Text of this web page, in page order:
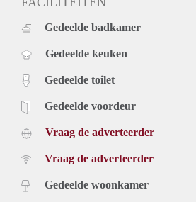
Gedeelde badkamer
Gedeelde keuken
Gedeelde toilet
Gedeelde voordeur
Vraag de adverteerder
Vraag de adverteerder
Gedeelde woonkamer